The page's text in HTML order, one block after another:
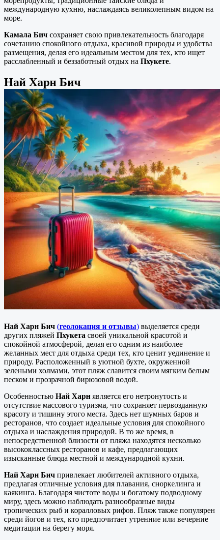
международную кухню, наслаждаясь великолепным видом на
море.
Камала Бич сохраняет свою привлекательность благодаря
сочетанию спокойного отдыха, красивой природы и удобства
размещения, делая его идеальным местом для тех, кто ищет
расслабленный и беззаботный отдых на Пхукете.
Най Харн Бич
Най Харн Бич (геолокация и отзывы) выделяется среди
других пляжей Пхукета своей уникальной красотой и
спокойной атмосферой, делая его одним из наиболее
желанных мест для отдыха среди тех, кто ценит уединение и
природу. Расположенный в уютной бухте, окруженной
зелеными холмами, этот пляж славится своим мягким белым
песком и прозрачной бирюзовой водой.
Особенностью Най Харн является его нетронутость и
отсутствие массового туризма, что сохраняет первозданную
красоту и тишину этого места. Здесь нет шумных баров и
ресторанов, что создает идеальные условия для спокойного
отдыха и наслаждения природой. В то же время, в
непосредственной близости от пляжа находятся несколько
высококлассных ресторанов и кафе, предлагающих
изысканные блюда местной и международной кухни.
Най Харн Бич привлекает любителей активного отдыха,
предлагая отличные условия для плавания, сноркелинга и
каякинга. Благодаря чистоте воды и богатому подводному
миру, здесь можно наблюдать разнообразные виды
тропических рыб и коралловых рифов. Пляж также популярен
среди йогов и тех, кто предпочитает утренние или вечерние
медитации на берегу моря.